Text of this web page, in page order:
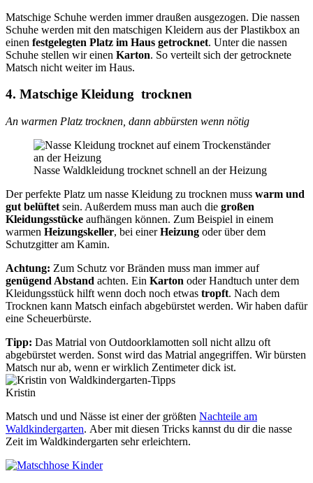
Matschige Schuhe werden immer draußen ausgezogen. Die nassen
Schuhe werden mit den matschigen Kleidern aus der Plastikbox an
einen festgelegten Platz im Haus getrocknet. Unter die nassen
Schuhe stellen wir einen Karton. So verteilt sich der getrocknete
Matsch nicht weiter im Haus.
4. Matschige Kleidung trocknen
An warmen Platz trocknen, dann abbürsten wenn nötig
Nasse Waldkleidung trocknet schnell an der Heizung
Der perfekte Platz um nasse Kleidung zu trocknen muss warm und
gut belüftet sein. Außerdem muss man auch die großen
Kleidungsstücke aufhängen können. Zum Beispiel in einem
warmen Heizungskeller, bei einerHeizung oder über dem
Schutzgitter am Kamin.
Achtung: Zum Schutz vor Bränden muss man immer auf
genügend Abstand achten. Ein Karton oder Handtuch unter dem
Kleidungsstück hilft wenn doch noch etwas tropft. Nach dem
Trocknen kann Matsch einfach abgebürstet werden. Wir haben dafür
eine Scheuerbürste.
Tipp: Das Matrial von Outdoorklamotten soll nicht allzu oft
abgebürstet werden. Sonst wird das Matrial angegriffen. Wir bürsten
Matsch nur ab, wenn er wirklich Zentimeter dick ist.
Kristin
Matsch und und Nässe ist einer der größten Nachteile am
Waldkindergarten. Aber mit diesen Tricks kannst du dir die nasse
Zeit im Waldkindergarten sehr erleichtern.